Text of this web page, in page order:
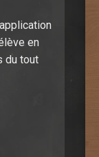
en
du tout